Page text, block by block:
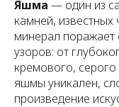
Яшма — один из
камней,
минерал поражает
узоров: от
кремового,
яшмы уникален,
произведение